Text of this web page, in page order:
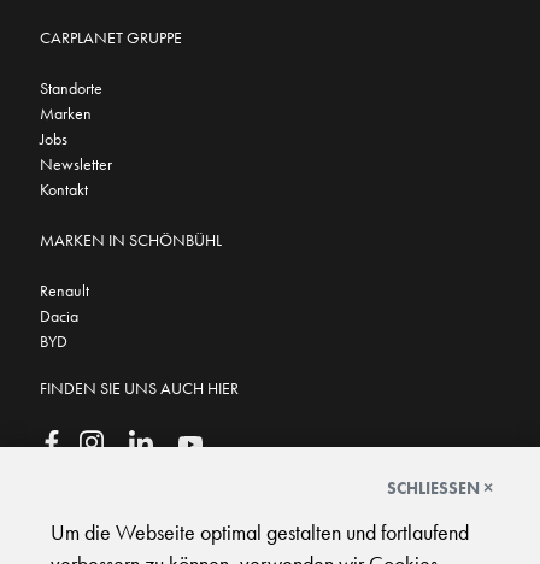
CARPLANET GRUPPE
Standorte
Marken
Jobs
Newsletter
Kontakt
MARKEN IN SCHÖNBÜHL
Renault
Dacia
BYD
FINDEN SIE UNS AUCH HIER
GOOGLE BEWERTUNGEN
4.6 ★★★ ★★
★★★ ★★
SCHLIESSEN ×
Um die Webseite optimal gestalten und fortlaufend